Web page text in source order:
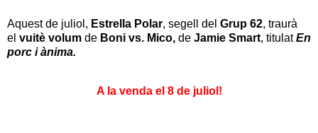
Aquest de juliol, Estrella Polar, segell del Grup 62, traurà
el vuitè volum de Boni vs. Mico, de Jamie Smart, titulatEn
porc i ànima.
A la venda el 8 de juliol !